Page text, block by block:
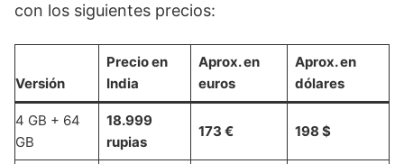
con los siguientes precios:
Versión
Precio en
India
Aprox. en
euros
Aprox. en
dólares
4 GB + 64
GB
18.999
rupias
173 € 198 $